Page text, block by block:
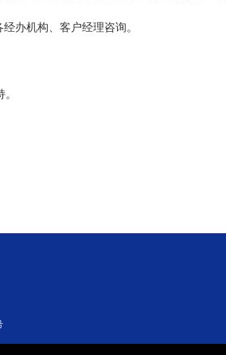
办机构、客户经理咨询。
湖南银